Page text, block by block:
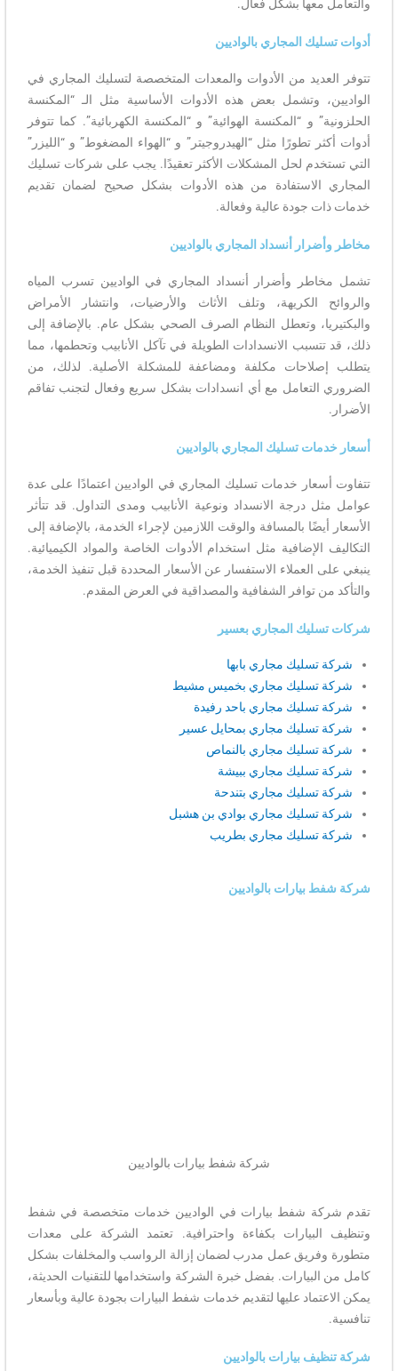
والتعامل معها بشكل فعال.
أدوات تسليك المجاري بالواديين
تتوفر العديد من الأدوات والمعدات المتخصصة لتسليك المجاري في
الواديين، وتشمل بعض هذه الأدوات الأساسية مثل الـ “المكنسة
الحلزونية” و “المكنسة الهوائية” و “المكنسة الكهربائية”. كما تتوفر
أدوات أكثر تطورًا مثل “الهيدروجيتر” و “الهواء المضغوط” و “الليزر”
التي تستخدم لحل المشكلات الأكثر تعقيدًا. يجب على شركات تسليك
المجاري الاستفادة من هذه الأدوات بشكل صحيح لضمان تقديم
خدمات ذات جودة عالية وفعالة.
مخاطر وأضرار أنسداد المجاري بالواديين
تشمل مخاطر وأضرار أنسداد المجاري في الواديين تسرب المياه
والروائح الكريهة، وتلف الأثاث والأرضيات، وانتشار الأمراض
والبكتيريا، وتعطل النظام الصرف الصحي بشكل عام. بالإضافة إلى
ذلك، قد تتسبب الانسدادات الطويلة في تآكل الأنابيب وتحطمها، مما
يتطلب إصلاحات مكلفة ومضاعفة للمشكلة الأصلية. لذلك، من
الضروري التعامل مع أي انسدادات بشكل سريع وفعال لتجنب تفاقم
الأضرار.
أسعار خدمات تسليك المجاري بالواديين
تتفاوت أسعار خدمات تسليك المجاري في الواديين اعتمادًا على عدة
عوامل مثل درجة الانسداد ونوعية الأنابيب ومدى التداول. قد تتأثر
الأسعار أيضًا بالمسافة والوقت اللازمين لإجراء الخدمة، بالإضافة إلى
التكاليف الإضافية مثل استخدام الأدوات الخاصة والمواد الكيميائية.
ينبغي على العملاء الاستفسار عن الأسعار المحددة قبل تنفيذ الخدمة،
والتأكد من توافر الشفافية والمصداقية في العرض المقدم.
شركات تسليك المجاري بعسير
شركة تسليك مجاري بابها
شركة تسليك مجاري بخميس مشيط
شركة تسليك مجاري باحد رفيدة
شركة تسليك مجاري بمحايل عسير
شركة تسليك مجاري بالنماص
شركة تسليك مجاري ببيشة
شركة تسليك مجاري بتندحة
شركة تسليك مجاري بوادي بن هشبل
شركة تسليك مجاري بطريب
شركة شفط بيارات بالواديين
شركة شفط بيارات بالواديين
تقدم شركة شفط بيارات في الواديين خدمات متخصصة في شفط
وتنظيف البيارات بكفاءة واحترافية. تعتمد الشركة على معدات
متطورة وفريق عمل مدرب لضمان إزالة الرواسب والمخلفات بشكل
كامل من البيارات. بفضل خبرة الشركة واستخدامها للتقنيات الحديثة،
يمكن الاعتماد عليها لتقديم خدمات شفط البيارات بجودة عالية وبأسعار
تنافسية.
شركة تنظيف بيارات بالواديين